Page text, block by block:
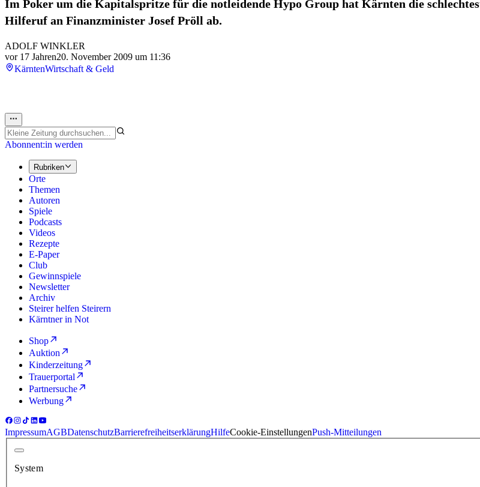
Im Poker um die Kapitalspritze für die notleidende Hypo Group hat Kärnten die
Hilferuf an Finanzminister Josef Pröll ab.
ADOLF WINKLER
vor 17 Jahren20. November 2009 um 11:36
KärntenWirtschaft & Geld
Abonnent:in werden
Rubriken
Orte
Themen
Autoren
Spiele
Podcasts
Videos
Rezepte
E-Paper
Club
Gewinnspiele
Newsletter
Archiv
Steirer helfen Steirern
Kärntner in Not
Shop
Auktion
Kinderzeitung
Trauerportal
Partnersuche
Werbung
ImpressumAGBDatenschutzBarrierefreiheitserklärungHilfeCookie-EinstellungenPush-Mitteilungen
System